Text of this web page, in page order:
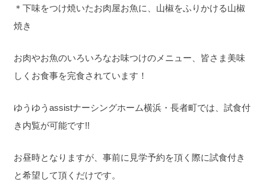
＊下味をつけ焼いたお肉屋お魚に、山椒をふりかける山椒
焼き
お肉やお魚のいろいろなお味つけのメニュー、皆さま美味
しくお食事を完食されています！
ゆうゆうassistナーシングホーム横浜・長者町では、試食付
き内覧が可能です!!
お昼時となりますが、事前に見学予約を頂く際に試食付き
と希望して頂くだけです。